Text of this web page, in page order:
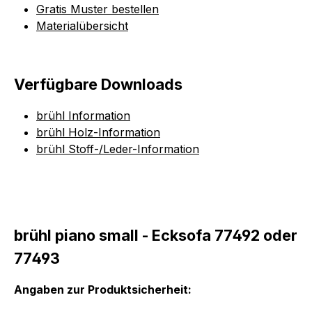
Gratis Muster bestellen
Materialübersicht
Verfügbare Downloads
brühl Information
brühl Holz-Information
brühl Stoff-/Leder-Information
brühl piano small - Ecksofa 77492 oder
77493
Angaben zur Produktsicherheit: